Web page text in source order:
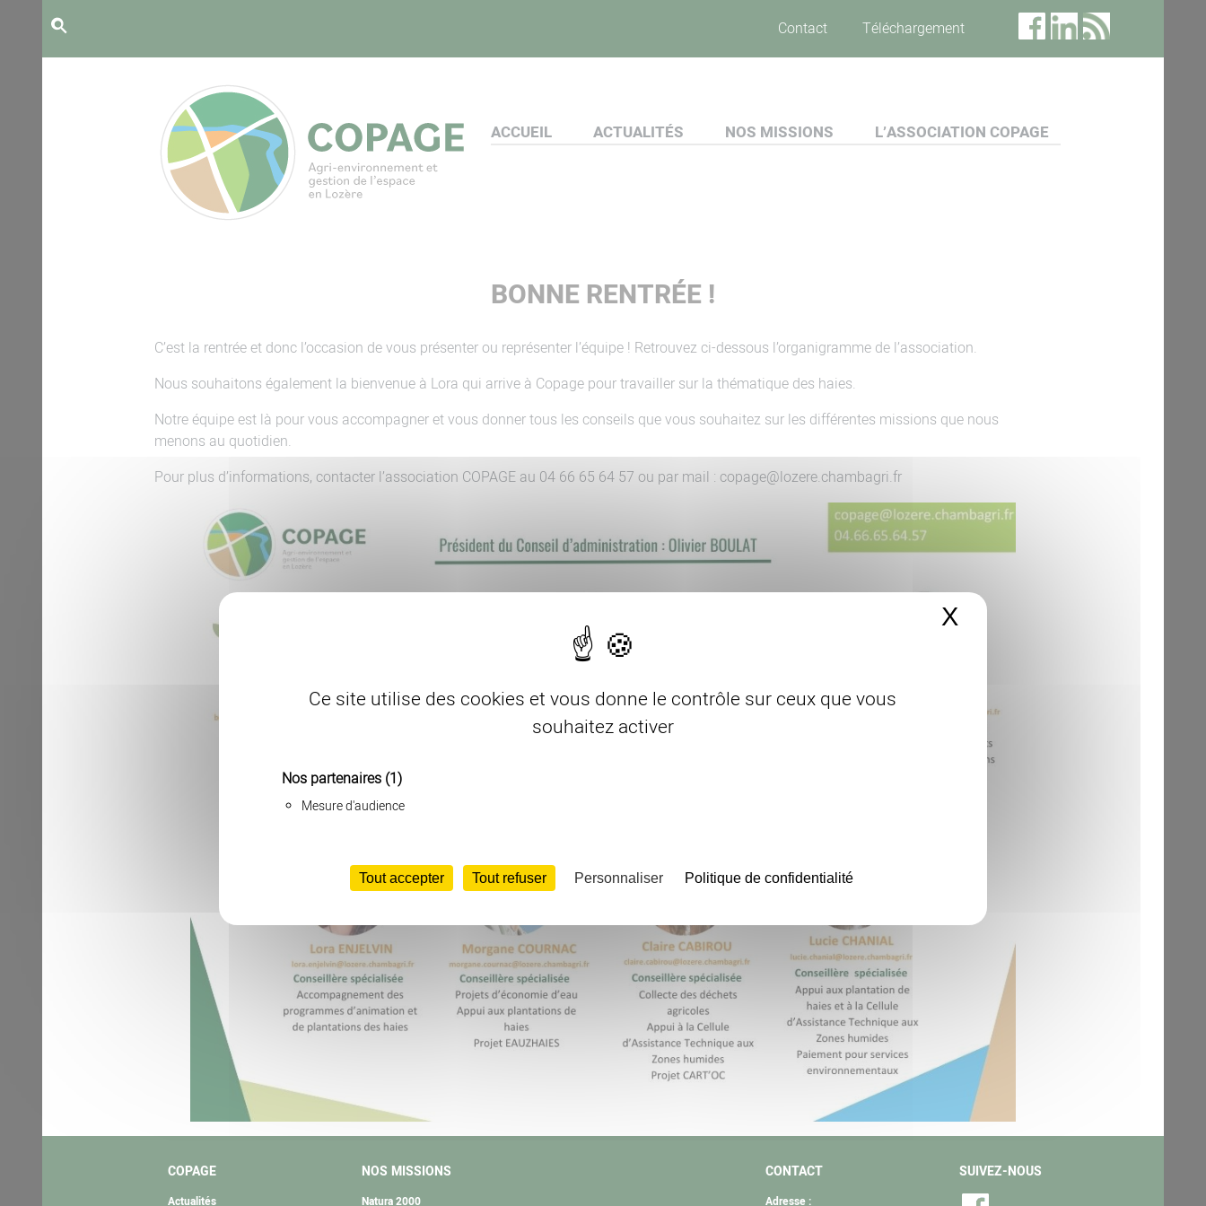
Ce site utilise des cookies et vous donne le contrôle sur ceux que vous
souhaitez activer
Nos partenaires (1)
Mesure d'audience
Tout accepter Tout refuser Personnaliser Politique de confidentialité
X Masquer le
Contact Téléchargement
ACCUEIL ACTUALITÉS NOS MISSIONS L’ASSOCIATION COPAGE
BONNE RENTRÉE !
C’est la rentrée et donc l’occasion de vous présenter ou représenter l’équipe ! Retrouvez ci-dessous l’organigramme de l’association.
Nous souhaitons également la bienvenue à Lora qui arrive à Copage pour travailler sur la thématique des haies.
Notre équipe est là pour vous accompagner et vous donner tous les conseils que vous souhaitez sur les différentes missions que nous
menons au quotidien.
Pour plus d’informations, contacter l’association COPAGE au 04 66 65 64 57 ou par mail : copage@lozere.chambagri.fr
COPAGE
Actualités
NOS MISSIONS
Natura 2000
CONTACT
Adresse :
SUIVEZ-NOUS